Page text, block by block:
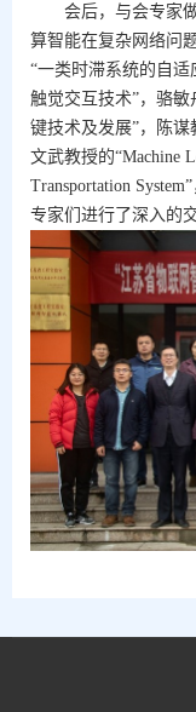
会后，与会专家
算智能在复杂网络问
“一类时滞系统的自适
触觉交互技术”，骆
键技术及发展”，陈谋
文武教授的“Machine
Transportation System
专家们进行了深入的交